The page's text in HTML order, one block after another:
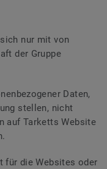
nur mit von
der Gruppe
Daten,
stellen, nicht
auf Tarketts Website
für die Websites oder